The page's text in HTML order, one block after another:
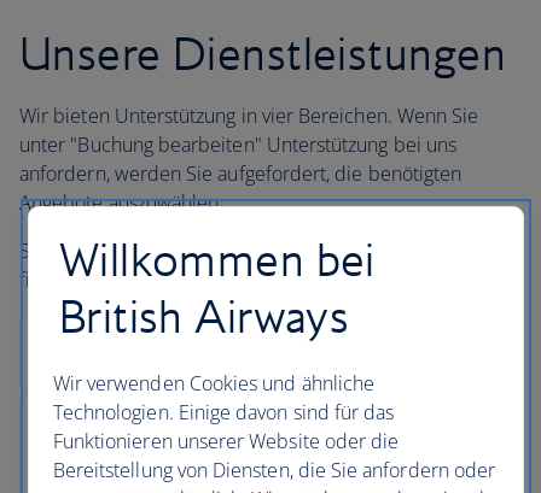
Unsere Dienstleistungen
Wir bieten Unterstützung in vier Bereichen. Wenn Sie
unter "Buchung bearbeiten" Unterstützung bei uns
anfordern, werden Sie aufgefordert, die benötigten
Angebote auszuwählen.
Sollten Sie die von Ihnen benötigte Dienstleistung nicht
finden,kontaktieren Sie uns.
Willkommen bei
British Airways
Wir verwenden Cookies und ähnliche
Technologien. Einige davon sind für das
Funktionieren unserer Website oder die
Bereitstellung von Diensten, die Sie anfordern oder